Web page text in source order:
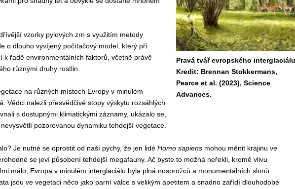
Pravá tvář evropského
Kredit: Brennan Stokkermans,
Pearce et al. (2023), Science
Advances.
vzorky pylových zrn s využitím metody
o dlouho vyvíjený počítačový model, který při
k řadě environmentálních faktorů, včetně právě
různými druhy rostlin.
na různých místech Evropy v minulém
Vědci nalezli přesvědčivé stopy výskytu rozsáhlých
s dostupnými klimatickými záznamy, ukázalo se,
pozorovanou dynamiku tehdejší vegetace.
Je nutné se oprostit od naší pýchy, že jen lidé Homo sapiensmohou měnit krajinu ve
se jeví působení tehdejší megafauny. Ač byste to možná neřekli, kromě vlivu
málo, Evropa v minulém interglaciálu byla plná nosorožců a monumentálních slonů
jsou ve vegetaci něco jako parní válce s velikým apetitem a snadno zařídí dlouhodobé